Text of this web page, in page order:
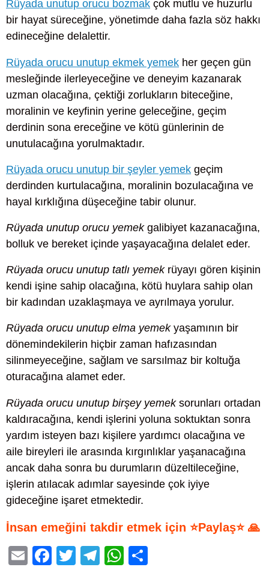
Rüyada unutup orucu bozmak çok mutlu ve huzurlu
bir hayat süreceğine, yönetimde daha fazla söz hakkı
edineceğine delalettir.
Rüyada orucu unutup ekmek yemek her geçen gün
mesleğinde ilerleyeceğine ve deneyim kazanarak
uzman olacağına, çektiği zorlukların biteceğine,
moralinin ve keyfinin yerine geleceğine, geçim
derdinin sona ereceğine ve kötü günlerinin de
unutulacağına yorulmaktadır.
Rüyada orucu unutup bir şeyler yemek geçim
derdinden kurtulacağına, moralinin bozulacağına ve
hayal kırklığına düşeceğine tabir olunur.
Rüyada unutup orucu yemekgalibiyet kazanacağına,
bolluk ve bereket içinde yaşayacağına delalet eder.
Rüyada orucu unutup tatlı yemekrüyayı gören kişinin
kendi işine sahip olacağına, kötü huylara sahip olan
bir kadından uzaklaşmaya ve ayrılmaya yorulur.
Rüyada orucu unutup elma yemekyaşamının bir
dönemindekilerin hiçbir zaman hafızasından
silinmeyeceğine, sağlam ve sarsılmaz bir koltuğa
oturacağına alamet eder.
Rüyada orucu unutup birşey yemeksorunları ortadan
kaldıracağına, kendi işlerini yoluna soktuktan sonra
yardım isteyen bazı kişilere yardımcı olacağına ve
aile bireyleri ile arasında kırgınlıklar yaşanacağına
ancak daha sonra bu durumların düzeltileceğine,
işlerin atılacak adımlar sayesinde çok iyiye
gideceğine işaret etmektedir.
İnsan emeğini takdir etmek için ⭐Paylaş⭐ 🙏
E
F
T
T
W